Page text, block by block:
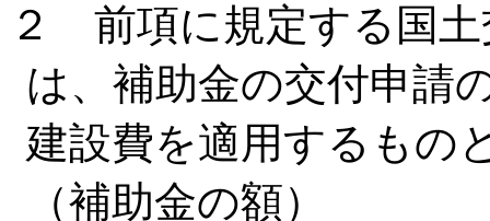
２ 前項に規定する国土
は、補助金の交付申請
建設費を適用するもの
（補助金の額）